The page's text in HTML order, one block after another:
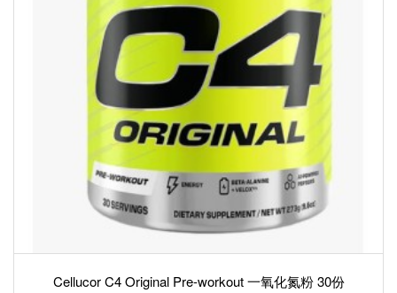
Cellucor C4 Original Pre-workout 一氧化氮粉 30份